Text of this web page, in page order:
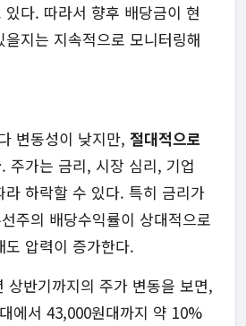
다. 따라서 향후 배당금이 현
지는 지속적으로 모니터링해
변동성이 낮지만, 절대적으로
. 주가는 금리, 시장 심리, 기업
라 하락할 수 있다. 특히 금리가
주의 배당수익률이 상대적으로
압력이 증가한다.
상반기까지의 주가 변동을 보면,
에서 43,000원대까지 약 10%